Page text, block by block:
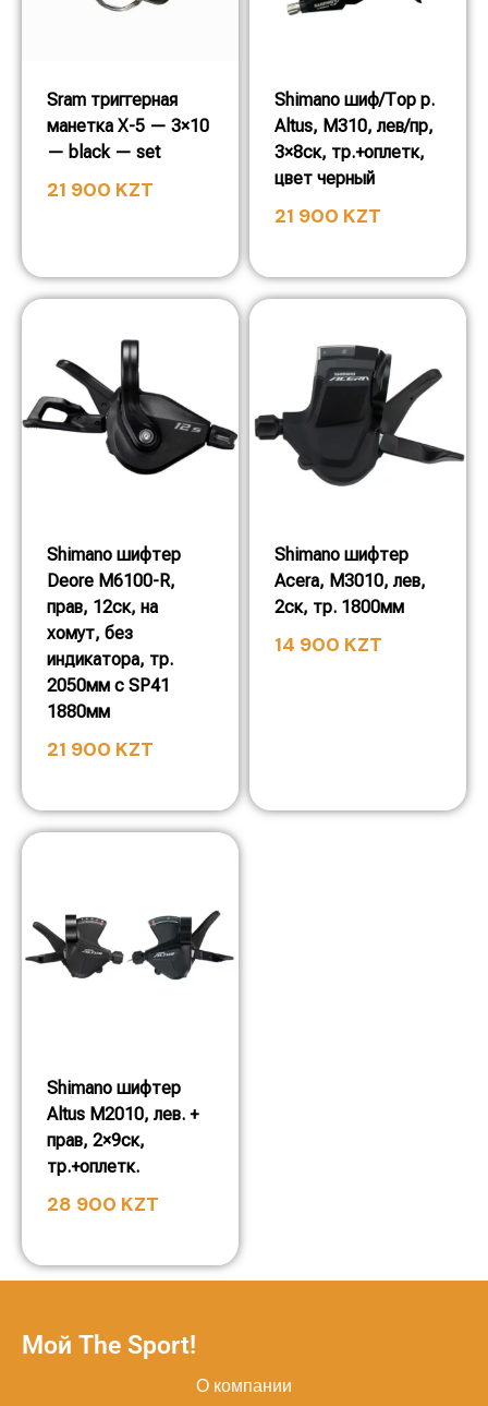
Sram триггерная
манетка X-5 — 3×10
— black — set
21 900 KZT
Shimano шиф/Тор р.
Altus, M310, лев/пр,
3×8ск, тр.+оплетк,
цвет черный
21 900 KZT
Shimano шифтер
Deore M6100-R,
прав, 12ск, на
хомут, без
индикатора, тр.
2050мм с SP41
1880мм
21 900 KZT
Shimano шифтер
Acera, M3010, лев,
2ск, тр. 1800мм
14 900 KZT
Shimano шифтер
Altus M2010, лев. +
прав, 2×9ск,
тр.+оплетк.
28 900 KZT
Мой The Sport!
О компании